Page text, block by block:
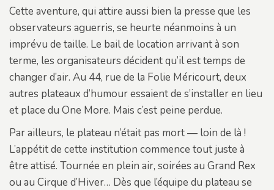
Cette aventure, qui attire aussi bien la presse que les
observateurs aguerris, se heurte néanmoins à un
imprévu de taille. Le bail de location arrivant à son
terme, les organisateurs décident qu’il est temps de
changer d’air. Au 44, rue de la Folie Méricourt, deux
autres plateaux d’humour essaient de s’installer en lieu
et place du One More. Mais c’est peine perdue.
Par ailleurs, le plateau n’était pas mort — loin de là !
L’appétit de cette institution commence tout juste à
être attisé. Tournée en plein air, soirées au Grand Rex
ou au Cirque d’Hiver… Dès que l’équipe du plateau se